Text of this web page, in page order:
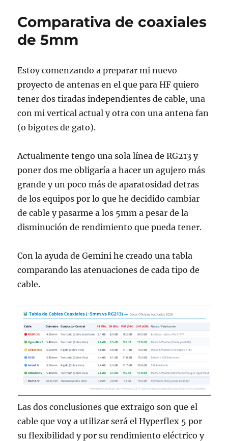
voy
Comparativa de coaxiales
de 5mm
Estoy comenzando a preparar mi nuevo
proyecto de antenas en el que para HF quiero
tener dos tiradas independientes de cable, una
con mi vertical actual y otra con una antena fan
(o bigotes de gato).
Actualmente tengo una sola línea de RG213 y
poner dos me obligaría a hacer un agujero más
grande y un poco más de aparatosidad detras
de los equipos por lo que he decidido cambiar
de cable y pasarme a los 5mm a pesar de la
disminución de rendimiento que pueda tener.
Con la ayuda de Gemini he creado una tabla
comparando las atenuaciones de cada tipo de
cable.
Las dos conclusiones que extraigo son que el
cable que voy a utilizar será el Hyperflex 5 por
su flexibilidad y por su rendimiento eléctrico y